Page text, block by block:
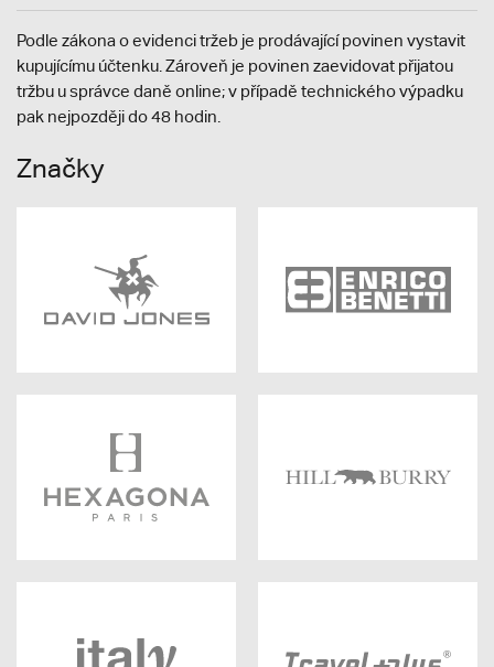
Podle zákona o evidenci tržeb je prodávající povinen vystavit
kupujícímu účtenku. Zároveň je povinen zaevidovat přijatou
tržbu u správce daně online; v případě technického výpadku
pak nejpozději do 48 hodin.
Značky